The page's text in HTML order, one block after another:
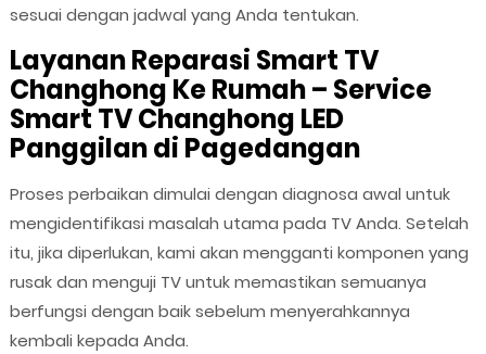
sesuai dengan jadwal yang Anda tentukan.
Layanan Reparasi Smart TV
Changhong Ke Rumah – Service
Smart TV Changhong LED
Panggilan di Pagedangan
Proses perbaikan dimulai dengan diagnosa awal untuk
mengidentifikasi masalah utama pada TV Anda. Setelah
itu, jika diperlukan, kami akan mengganti komponen yang
rusak dan menguji TV untuk memastikan semuanya
berfungsi dengan baik sebelum menyerahkannya
kembali kepada Anda.